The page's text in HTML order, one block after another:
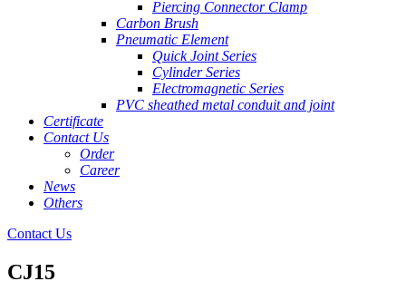
Piercing Connector Clamp
Carbon Brush
Pneumatic Element
Quick Joint Series
Cylinder Series
Electromagnetic Series
PVC sheathed metal conduit and joint
Certificate
Contact Us
Order
Career
News
Others
Contact Us
CJ15